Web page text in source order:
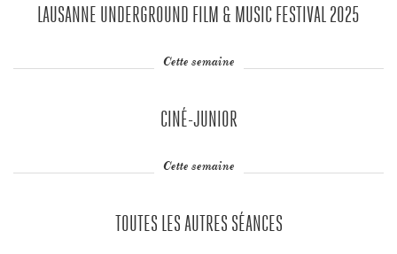
LAUSANNE UNDERGROUND FILM & MUSIC FESTIVAL 2025
Cette semaine
CINÉ-JUNIOR
Cette semaine
TOUTES LES AUTRES SÉANCES